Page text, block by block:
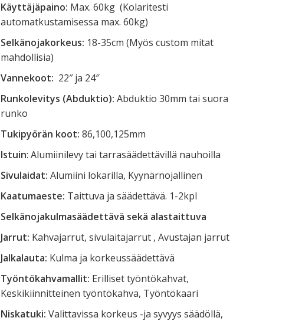
Käyttäjäpaino: Max. 60kg (Kolaritesti
automatkustamisessa max. 60kg)
Selkänojakorkeus: 18-35cm (Myös custom mitat
mahdollisia)
Vannekoot: 22″ ja 24″
Runkolevitys (Abduktio): Abduktio 30mm tai suora
runko
Tukipyörän koot: 86,100,125mm
Istuin: Alumiinilevy tai tarrasäädettävillä nauhoilla
Sivulaidat: Alumiini lokarilla, Kyynärnojallinen
Kaatumaeste: Taittuva ja säädettävä. 1-2kpl
Selkänojakulmasäädettävä sekä alastaittuva
Jarrut: Kahvajarrut, sivulaitajarrut , Avustajan jarrut
Jalkalauta: Kulma ja korkeussäädettävä
Työntökahvamallit: Erilliset työntökahvat,
Keskikiinnitteinen työntökahva, Työntökaari
Niskatuki: Valittavissa korkeus -ja syvyys säädöllä,